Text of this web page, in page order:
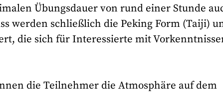
Übungsdauer von rund einer Stunde
werden schließlich die Peking Form (Taiji)
die sich für Interessierte mit
die Teilnehmer die Atmosphäre auf dem